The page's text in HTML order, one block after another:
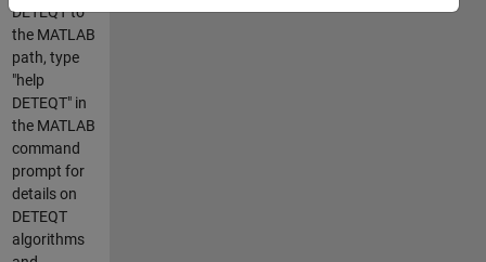
DETEQT to
the MATLAB
path, type
"help
DETEQT" in
the MATLAB
command
prompt for
details on
DETEQT
algorithms